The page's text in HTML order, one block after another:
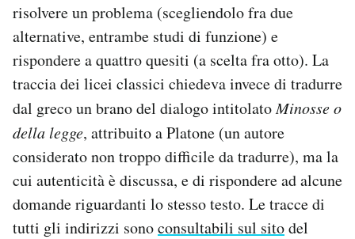
risolvere un problema (scegliendolo fra due
alternative, entrambe studi di funzione) e
rispondere a quattro quesiti (a scelta fra otto). La
traccia dei licei classici chiedeva invece di tradurre
dal greco un brano del dialogo intitolatoMinosse o
della legge, attribuito a Platone (un autore
considerato non troppo difficile da tradurre), ma la
cui autenticità è discussa, e di rispondere ad alcune
domande riguardanti lo stesso testo. Le tracce di
tutti gli indirizzi sonoconsultabili sul sitodel